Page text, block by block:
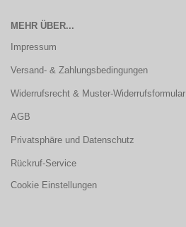
MEHR ÜBER...
Impressum
Versand- & Zahlungsbedingungen
Widerrufsrecht & Muster-Widerrufsformular
AGB
Privatsphäre und Datenschutz
Rückruf-Service
Cookie Einstellungen